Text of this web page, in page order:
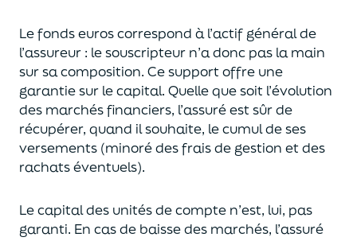
Le fonds euros correspond à l’actif général de
l’assureur : le souscripteur n’a donc pas la main
sur sa composition. Ce support offre une
garantie sur le capital. Quelle que soit l’évolution
des marchés financiers, l’assuré est sûr de
récupérer, quand il souhaite, le cumul de ses
versements (minoré des frais de gestion et des
rachats éventuels).
Le capital des unités de compte n’est, lui, pas
garanti. En casde baisse des marchés, l’assuré